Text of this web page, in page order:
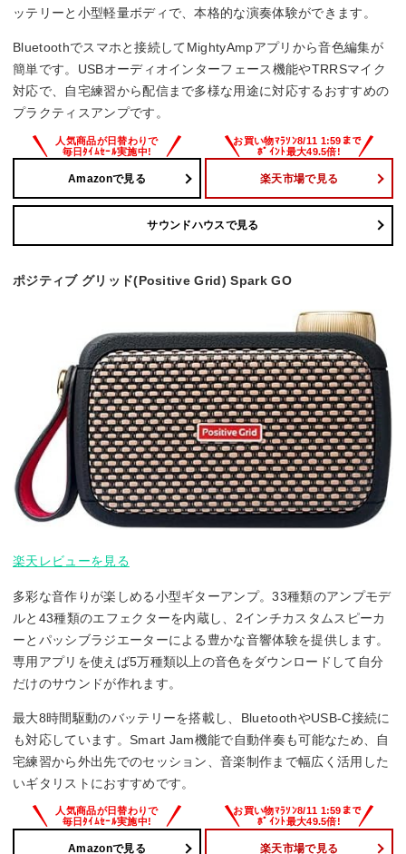
ッテリーと小型軽量ボディで、本格的な演奏体験ができます。
Bluetoothでスマホと接続してMightyAmpアプリから音色編集が
簡単です。USBオーディオインターフェース機能やTRRSマイク
対応で、自宅練習から配信まで多様な用途に対応するおすすめの
プラクティスアンプです。
Amazonで見る 楽天市場で見る
サウンドハウスで見る
ポジティブ グリッド(Positive Grid) Spark GO
楽天レビューを見る
多彩な音作りが楽しめる小型ギターアンプ。33種類のアンプモデ
ルと43種類のエフェクターを内蔵し、2インチカスタムスピーカ
ーとパッシブラジエーターによる豊かな音響体験を提供します。
専用アプリを使えば5万種類以上の音色をダウンロードして自分
だけのサウンドが作れます。
最大8時間駆動のバッテリーを搭載し、BluetoothやUSB-C接続に
も対応しています。Smart Jam機能で自動伴奏も可能なため、自
宅練習から外出先でのセッション、音楽制作まで幅広く活用した
いギタリストにおすすめです。
Amazonで見る 楽天市場で見る